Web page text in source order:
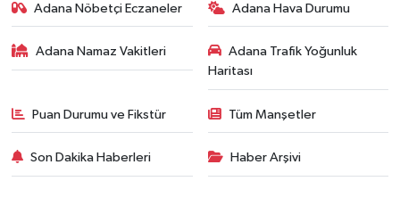
Adana Nöbetçi Eczaneler Adana Hava Durumu
Adana Namaz Vakitleri
Adana Trafik Yoğunluk
Haritası
Puan Durumu ve Fikstür Tüm Manşetler
Son Dakika Haberleri Haber Arşivi